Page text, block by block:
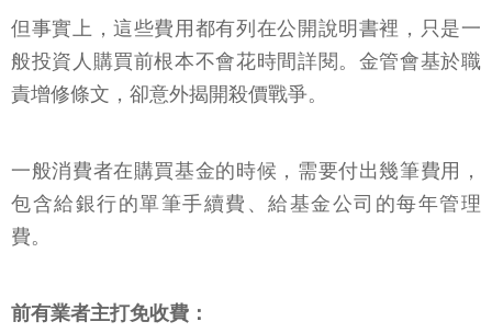
但事實上，這些費用都有列在公開說明書裡，只是一
般投資人購買前根本不會花時間詳閱。金管會基於職
責增修條文，卻意外揭開殺價戰爭。
一般消費者在購買基金的時候，需要付出幾筆費用，
包含給銀行的單筆手續費、給基金公司的每年管理
費。
前有業者主打免收費：